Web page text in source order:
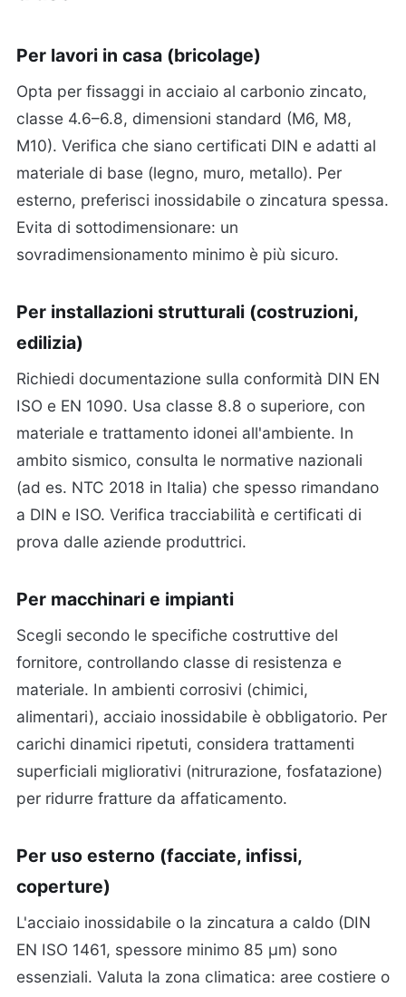
Per lavori in casa (bricolage)
Opta per fissaggi in acciaio al carbonio zincato,
classe 4.6–6.8, dimensioni standard (M6, M8,
M10). Verifica che siano certificati DIN e adatti al
materiale di base (legno, muro, metallo). Per
esterno, preferisci inossidabile o zincatura spessa.
Evita di sottodimensionare: un
sovradimensionamento minimo è più sicuro.
Per installazioni strutturali (costruzioni,
edilizia)
Richiedi documentazione sulla conformità DIN EN
ISO e EN 1090. Usa classe 8.8 o superiore, con
materiale e trattamento idonei all'ambiente. In
ambito sismico, consulta le normative nazionali
(ad es. NTC 2018 in Italia) che spesso rimandano
a DIN e ISO. Verifica tracciabilità e certificati di
prova dalle aziende produttrici.
Per macchinari e impianti
Scegli secondo le specifiche costruttive del
fornitore, controllando classe di resistenza e
materiale. In ambienti corrosivi (chimici,
alimentari), acciaio inossidabile è obbligatorio. Per
carichi dinamici ripetuti, considera trattamenti
superficiali migliorativi (nitrurazione, fosfatazione)
per ridurre fratture da affaticamento.
Per uso esterno (facciate, infissi,
coperture)
L'acciaio inossidabile o la zincatura a caldo (DIN
EN ISO 1461, spessore minimo 85 µm) sono
essenziali. Valuta la zona climatica: aree costiere o